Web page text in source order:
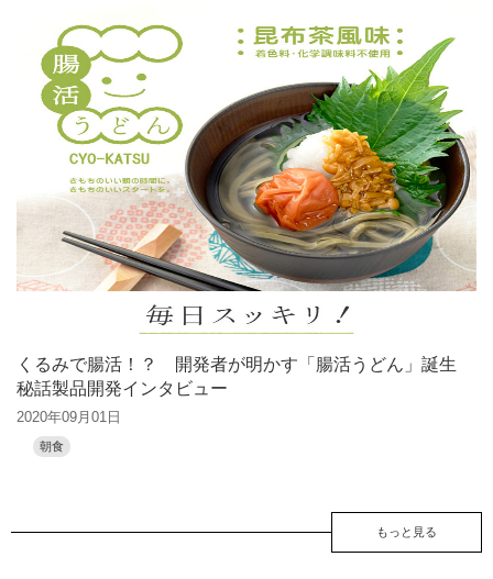
くるみで腸活！？ 開発者が明かす「腸活うどん」誕生
秘話製品開発インタビュー
2020年09月01日
朝食
もっと見る